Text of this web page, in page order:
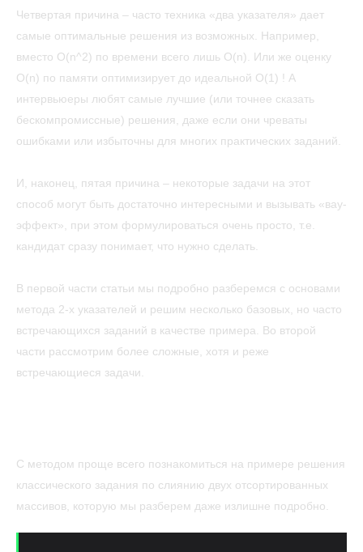
Четвертая причина – часто техника «два указателя» дает
самые оптимальные решения из возможных. Например,
вместо O(n^2) по времени всего лишь O(n). Или же оценку
O(n) по памяти оптимизирует до идеальной O(1) ! А
интервьюеры любят самые лучшие (или точнее сказать
бескомпромиссные) решения, даже если они чреваты
ошибками или избыточны для многих практических заданий.
И, наконец, пятая причина – некоторые задачи на этот
способ могут быть достаточно интересными и вызывать «вау-
эффект», при этом формулироваться очень просто, т.е.
кандидат сразу понимает, что нужно сделать.
В первой части статьи мы подробно разберемся с основами
метода 2-х указателей и решим несколько базовых, но часто
встречающихся заданий в качестве примера. Во второй
части рассмотрим более сложные, хотя и реже
встречающиеся задачи.
С методом проще всего познакомиться на примере решения
классического задания по слиянию двух отсортированных
массивов, которую мы разберем даже излишне подробно.